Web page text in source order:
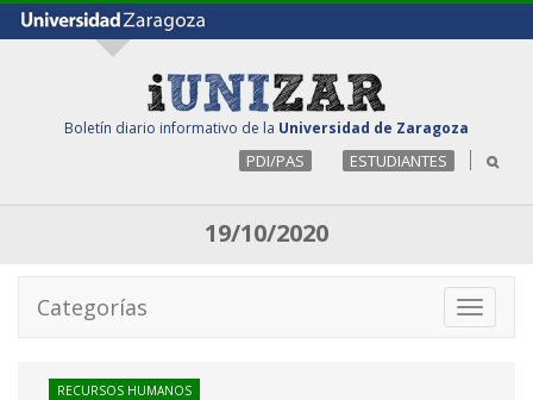
Boletín diario informativo de la Universidad de Zaragoza
PDI/PAS ESTUDIANTES
19/10/2020
Toggle
Categorías
RECURSOS HUMANOS